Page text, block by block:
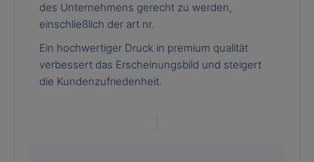
des Unternehmens gerecht zu werden,
einschließlich der art nr.
Ein hochwertiger Druck in premium qualität
verbessert das Erscheinungsbild und steigert
die Kundenzufriedenheit.